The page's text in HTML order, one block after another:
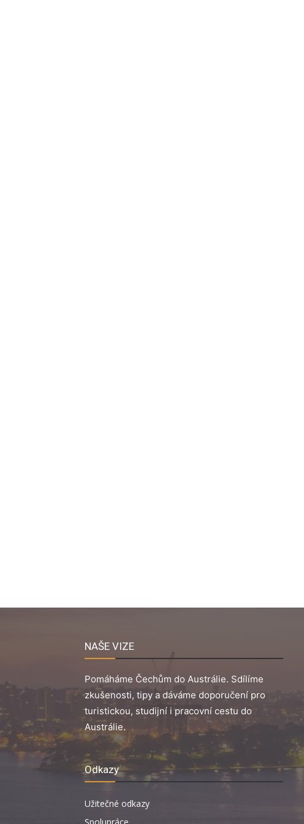
NAŠE VIZE
Pomáháme Čechům do Austrálie. Sdílíme
zkušenosti, tipy a dáváme doporučení pro
turistickou, studijní i pracovní cestu do
Austrálie.
Odkazy
Užitečné odkazy